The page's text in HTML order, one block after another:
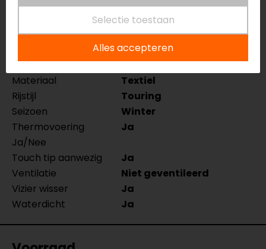
motorhandschoenen
2018100005
Merk
Dainese
Zwart
Manchetlengte
Lang
Materiaal
Textiel
Rijstijl
Touring
Seizoen
Winter
Thermovoering
Ja/Nee
Ja
Touch tip aanwezig
Ja
Ventilatie
Niet geventileerd
Vizier wisser
Ja
Waterdicht
Ja
Selectie toestaan
Alles accepteren